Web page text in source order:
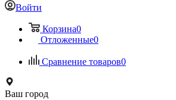
Войти
Корзина0
Отложенные0
Сравнение товаров0
Ваш город